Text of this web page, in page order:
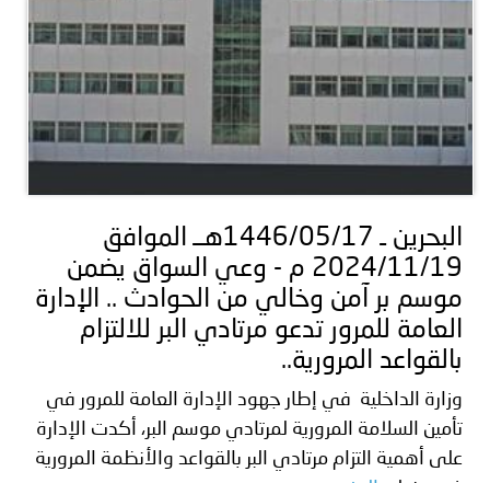
البحرين ـ 1446/05/17هــ الموافق
2024/11/19 م - وعي السواق يضمن
موسم بر آمن وخالي من الحوادث .. الإدارة
العامة للمرور تدعو مرتادي البر للالتزام
بالقواعد المرورية..
وزارة الداخلية في إطار جهود الإدارة العامة للمرور في
تأمين السلامة المرورية لمرتادي موسم البر، أكدت الإدارة
على أهمية التزام مرتادي البر بالقواعد والأنظمة المرورية